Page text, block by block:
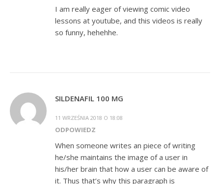
I am really eager of viewing comic video
lessons at youtube, and this videos is really
so funny, hehehhe.
SILDENAFIL 100 MG
11 WRZEŚNIA 2018 O 18:08
ODPOWIEDZ
When someone writes an piece of writing
he/she maintains the image of a user in
his/her brain that how a user can be aware of
it. Thus that’s why this paragraph is